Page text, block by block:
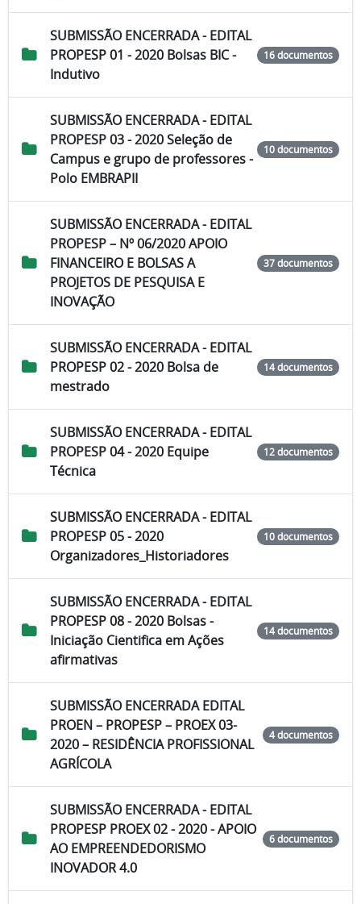
SUBMISSÃO ENCERRADA - EDITAL
PROPESP 01 - 2020 Bolsas BIC -
Indutivo
16 documentos
SUBMISSÃO ENCERRADA - EDITAL
PROPESP 03 - 2020 Seleção de
Campus e grupo de professores -
Polo EMBRAPII
10 documentos
SUBMISSÃO ENCERRADA - EDITAL
PROPESP – Nº 06/2020 APOIO
FINANCEIRO E BOLSAS A
PROJETOS DE PESQUISA E
INOVAÇÃO
37 documentos
SUBMISSÃO ENCERRADA - EDITAL
PROPESP 02 - 2020 Bolsa de
mestrado
14 documentos
SUBMISSÃO ENCERRADA - EDITAL
PROPESP 04 - 2020 Equipe
Técnica
12 documentos
SUBMISSÃO ENCERRADA - EDITAL
PROPESP 05 - 2020
Organizadores_Historiadores
10 documentos
SUBMISSÃO ENCERRADA - EDITAL
PROPESP 08 - 2020 Bolsas -
Iniciação Cientifica em Ações
afirmativas
14 documentos
SUBMISSÃO ENCERRADA EDITAL
PROEN – PROPESP – PROEX 03-
2020 – RESIDÊNCIA PROFISSIONAL
AGRÍCOLA
4 documentos
SUBMISSÃO ENCERRADA - EDITAL
PROPESP PROEX 02 - 2020 - APOIO
AO EMPREENDEDORISMO
INOVADOR 4.0
6 documentos